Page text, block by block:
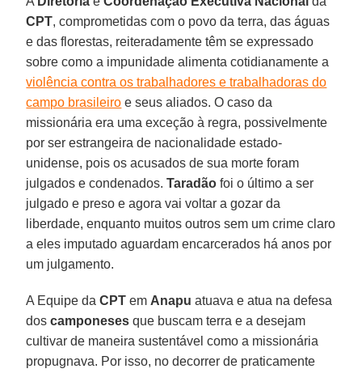
CPT, comprometidas com o povo da terra, das águas
e das florestas, reiteradamente têm se expressado
sobre como a impunidade alimenta cotidianamente a
violência contra os trabalhadores e trabalhadoras do
campo brasileiro e seus aliados. O caso da
missionária era uma exceção à regra, possivelmente
por ser estrangeira de nacionalidade estado-
unidense, pois os acusados de sua morte foram
julgados e condenados.Taradão foi o último a ser
julgado e preso e agora vai voltar a gozar da
liberdade, enquanto muitos outros sem um crime claro
a eles imputado aguardam encarcerados há anos por
um julgamento.
A Equipe daCPT em Anapu atuava e atua na defesa
doscamponeses que buscam terra e a desejam
cultivar de maneira sustentável como a missionária
propugnava. Por isso, no decorrer de praticamente